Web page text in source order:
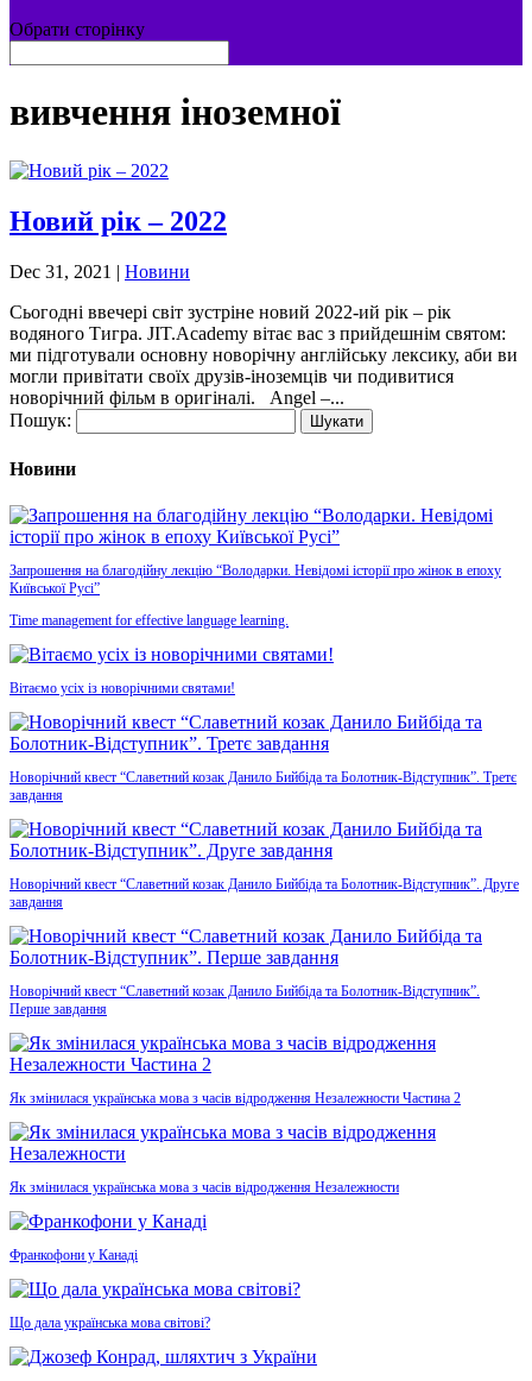
Обрати сторінку
вивчення іноземної
Новий рік – 2022
Dec 31, 2021 | Новини
Сьогодні ввечері світ зустріне новий 2022-ий рік – рік
водяного Тигра. JIT.Academy вітає вас з прийдешнім святом:
ми підготували основну новорічну англійську лексику, аби ви
могли привітати своїх друзів-іноземців чи подивитися
новорічний фільм в оригіналі. Angel –...
Пошук:
Новини
Запрошення на благодійну лекцію “Володарки. Невідомі історії про жінок в епоху
Київської Русі”
Time management for effective language learning.
Вітаємо усіх із новорічними святами!
Новорічний квест “Славетний козак Данило Бийбіда та Болотник-Відступник”. Третє
завдання
Новорічний квест “Славетний козак Данило Бийбіда та Болотник-Відступник”. Друге
завдання
Новорічний квест “Славетний козак Данило Бийбіда та Болотник-Відступник”.
Перше завдання
Як змінилася українська мова з часів відродження Незалежности Частина 2
Як змінилася українська мова з часів відродження Незалежности
Франкофони у Канаді
Що дала українська мова світові?